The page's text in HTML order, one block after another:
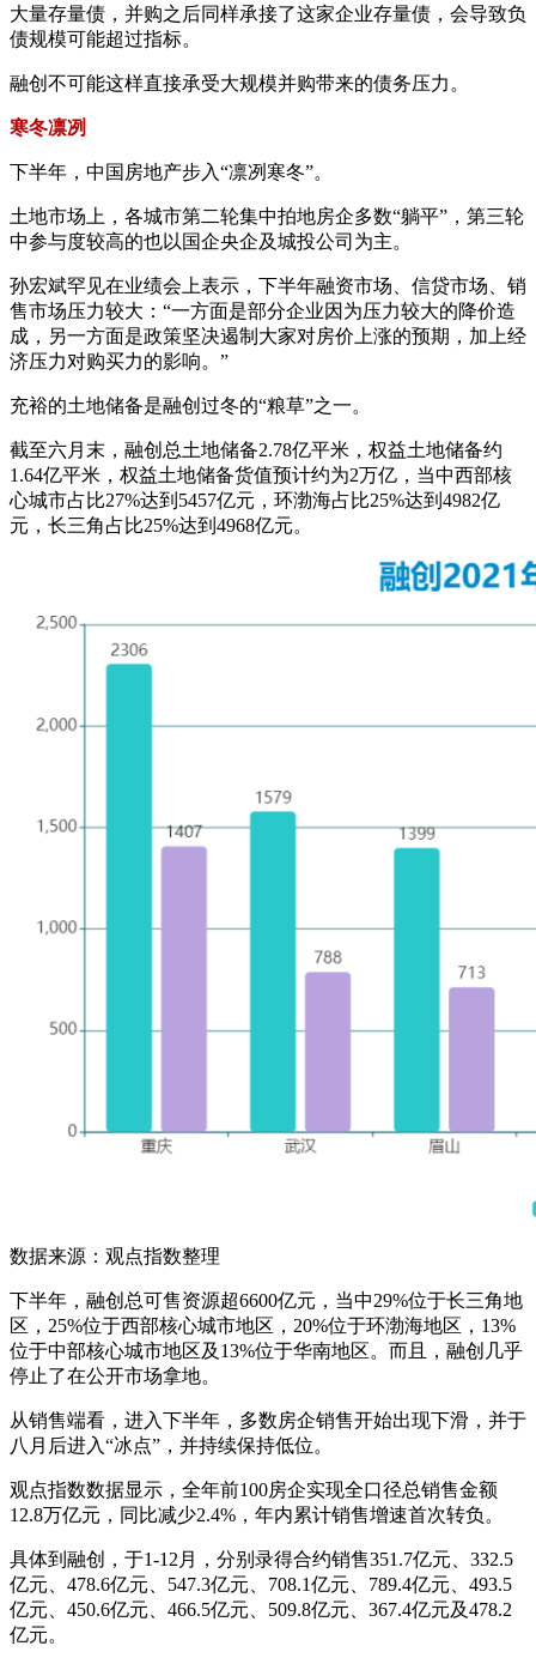
大量存量债，并购之后同样承接了这家企业存量债，会导致负
债规模可能超过指标。
融创不可能这样直接承受大规模并购带来的债务压力。
寒冬凛冽
下半年，中国房地产步入“凛冽寒冬”。
土地市场上，各城市第二轮集中拍地房企多数“躺平”，第三轮
中参与度较高的也以国企央企及城投公司为主。
孙宏斌罕见在业绩会上表示，下半年融资市场、信贷市场、销
售市场压力较大：“一方面是部分企业因为压力较大的降价造
成，另一方面是政策坚决遏制大家对房价上涨的预期，加上经
济压力对购买力的影响。”
充裕的土地储备是融创过冬的“粮草”之一。
截至六月末，融创总土地储备2.78亿平米，权益土地储备约
1.64亿平米，权益土地储备货值预计约为2万亿，当中西部核
心城市占比27%达到5457亿元，环渤海占比25%达到4982亿
元，长三角占比25%达到4968亿元。
数据来源：观点指数整理
下半年，融创总可售资源超6600亿元，当中29%位于长三角地
区，25%位于西部核心城市地区，20%位于环渤海地区，13%
位于中部核心城市地区及13%位于华南地区。而且，融创几乎
停止了在公开市场拿地。
从销售端看，进入下半年，多数房企销售开始出现下滑，并于
八月后进入“冰点”，并持续保持低位。
观点指数数据显示，全年前100房企实现全口径总销售金额
12.8万亿元，同比减少2.4%，年内累计销售增速首次转负。
具体到融创，于1-12月，分别录得合约销售351.7亿元、332.5
亿元、478.6亿元、547.3亿元、708.1亿元、789.4亿元、493.5
亿元、450.6亿元、466.5亿元、509.8亿元、367.4亿元及478.2
亿元。